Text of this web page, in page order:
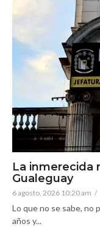
La inmerecida
Gualeguay
6 agosto, 2026 10:20 am /
Lo que no se sabe, no
años y...